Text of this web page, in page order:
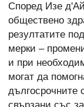
Според Изе
обществено
резултатите
мерки –
и при
могат да
дългосрочните